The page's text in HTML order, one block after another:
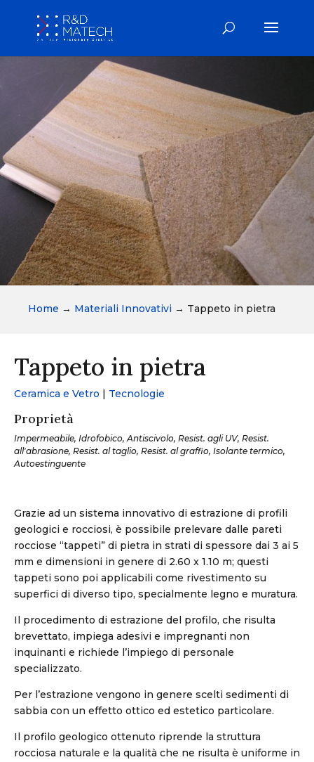
Home → Materiali Innovativi → Tappeto in pietra
Tappeto in pietra
Ceramica e Vetro | Tecnologie
Proprietà
Impermeabile, Idrofobico, Antiscivolo, Resist. agli UV, Resist.
all'abrasione, Resist. al taglio, Resist. al graffio, Isolante termico,
Autoestinguente
Grazie ad un sistema innovativo di estrazione di profili
geologici e rocciosi, è possibile prelevare dalle pareti
rocciose “tappeti” di pietra in strati di spessore dai 3 ai 5
mm e dimensioni in genere di 2.60 x 1.10 m; questi
tappeti sono poi applicabili come rivestimento su
superfici di diverso tipo, specialmente legno e muratura.
Il procedimento di estrazione del profilo, che risulta
brevettato, impiega adesivi e impregnanti non
inquinanti e richiede l’impiego di personale
specializzato.
Per l’estrazione vengono in genere scelti sedimenti di
sabbia con un effetto ottico ed estetico particolare.
Il profilo geologico ottenuto riprende la struttura
rocciosa naturale e la qualità che ne risulta è uniforme in